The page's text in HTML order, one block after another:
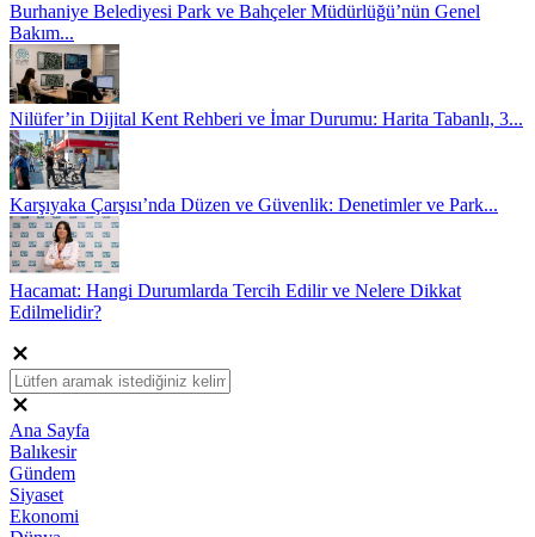
Burhaniye Belediyesi Park ve Bahçeler Müdürlüğü’nün Genel
Bakım...
Nilüfer’in Dijital Kent Rehberi ve İmar Durumu: Harita Tabanlı, 3...
Karşıyaka Çarşısı’nda Düzen ve Güvenlik: Denetimler ve Park...
Hacamat: Hangi Durumlarda Tercih Edilir ve Nelere Dikkat
Edilmelidir?
Ana Sayfa
Balıkesir
Gündem
Siyaset
Ekonomi